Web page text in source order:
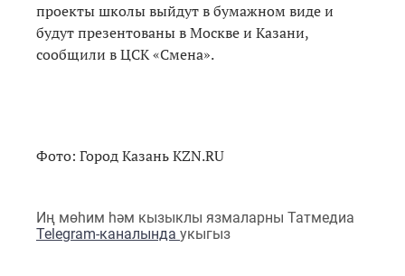
проекты школы выйдут в бумажном виде и
будут презентованы в Москве и Казани,
сообщили в ЦСК «Смена».
Фото: Город Казань KZN.RU
Иң мөһим һәм кызыклы язмаларны Татмедиа
Telegram-каналында укыгыз